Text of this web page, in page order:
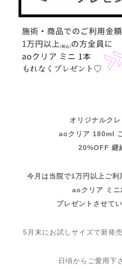
オリジナルク
aoクリア 180ml
20%OFF 継
今月は当院で1万円以上ご利
aoクリア ミ
プレゼントさせて
5月末にお試しサイズで新発
日頃からご愛用下